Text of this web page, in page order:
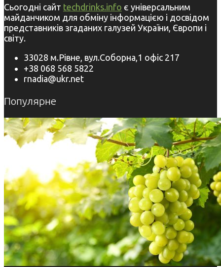
Сьогодні сайт techdrinks.info є універсальним
майданчиком для обміну інформацією і досвідом
представників згаданих галузей України, Європи і
світу.
33028 м.Рівне, вул.Соборна,1 офіс 217
+38 068 568 5822
rnadia@ukr.net
Популярне